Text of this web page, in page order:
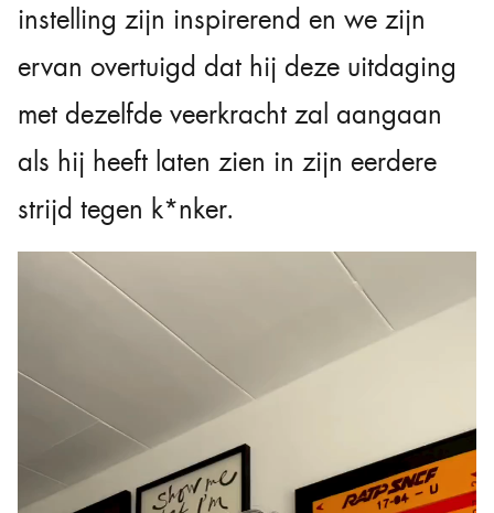
instelling zijn inspirerend en we zijn
ervan overtuigd dat hij deze uitdaging
met dezelfde veerkracht zal aangaan
als hij heeft laten zien in zijn eerdere
strijd tegen k*nker.
Videospeler